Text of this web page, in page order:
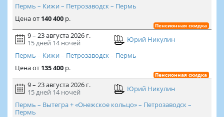
Пермь – Кижи – Петрозаводск – Пермь
Ценаот 140 400р.
Пенсионная скидка
9 – 23 августа 2026 г.
15 дней 14 ночей
Юрий Никулин
Пермь – Кижи – Петрозаводск – Пермь
Ценаот 135 400р.
Пенсионная скидка
9 – 23 августа 2026 г.
15 дней 14 ночей
Юрий Никулин
Пермь – Вытегра + «Онежское кольцо» – Петрозаводск –
Пермь